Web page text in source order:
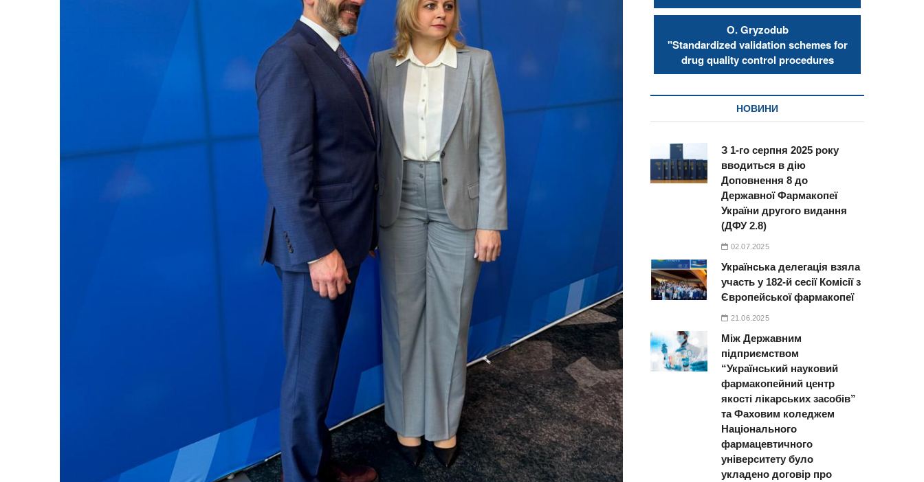
О. Gryzodub
"Standardized validation schemes for
drug quality control procedures
НОВИНИ
З 1-го серпня 2025 року
вводиться в дію
Доповнення 8 до
Державної Фармакопеї
України другого видання
(ДФУ 2.8)
02.07.2025
Українська делегація взяла
участь у 182-й сесії Комісії з
Європейської фармакопеї
21.06.2025
Між Державним
підприємством
“Український науковий
фармакопейний центр
якості лікарських засобів”
та Фаховим коледжем
Національного
фармацевтичного
університету було
укладено договір про